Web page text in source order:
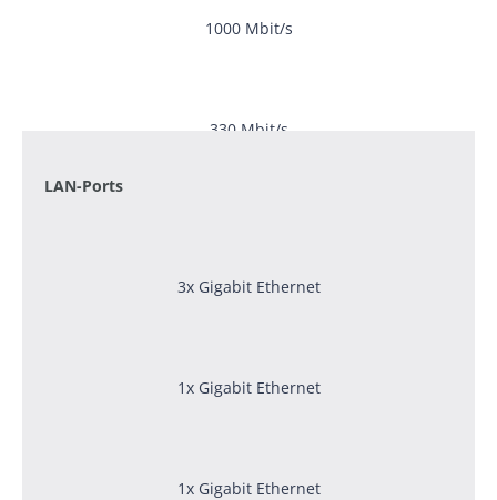
1000 Mbit/s
330 Mbit/s
LAN-Ports
3x Gigabit Ethernet
1x Gigabit Ethernet
1x Gigabit Ethernet